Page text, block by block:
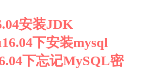
安装JDK
下安装mysql
下忘记MySQL密